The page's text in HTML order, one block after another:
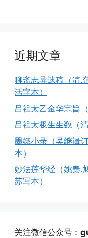
近期文章
聊斋志异遗稿（清.
活字本）
吕祖太乙金华宗旨
吕祖太极生生数（
墨娥小录（吴继辑
本）
妙法莲华经（姚秦.
苏写本）
关注微信公众号：